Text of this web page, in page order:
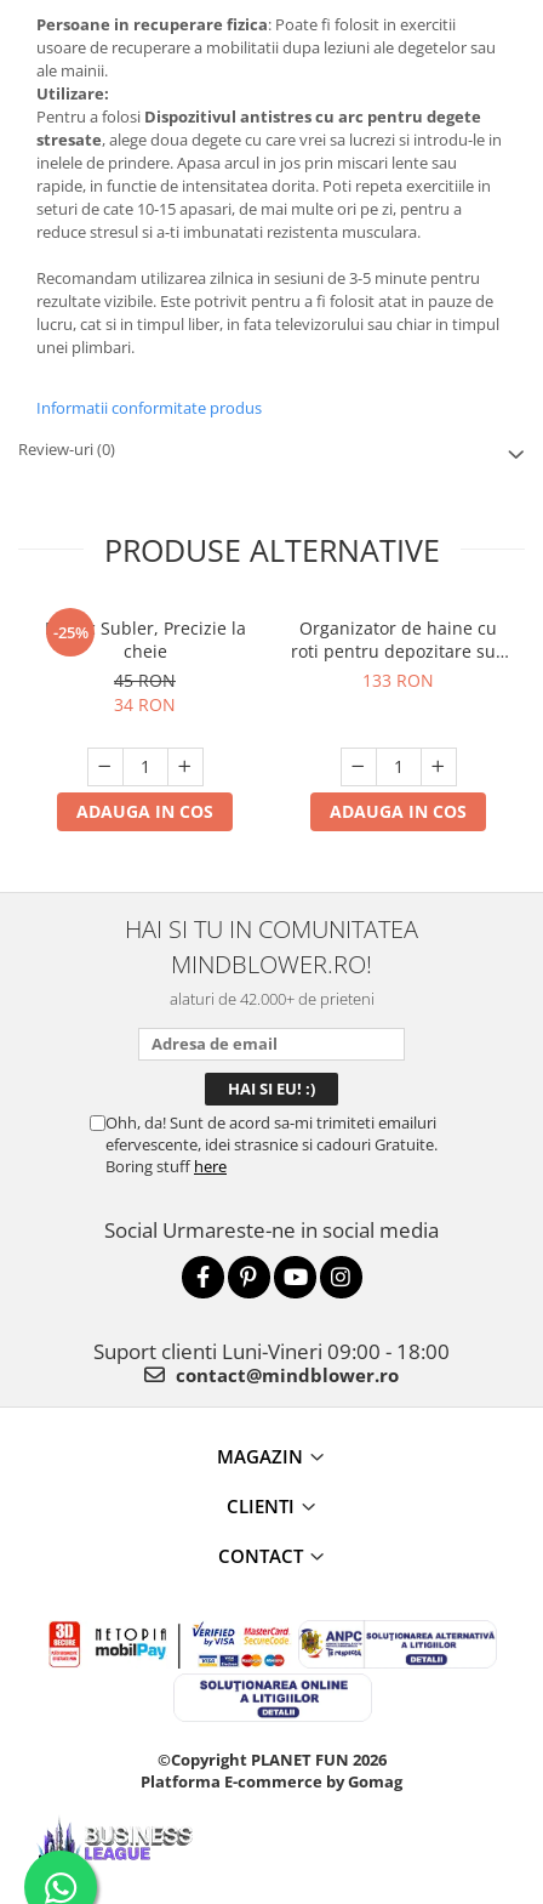
Persoane in recuperare fizica: Poate fi folosit in exercitii
usoare de recuperare a mobilitatii dupa leziuni ale degetelor sau
ale mainii.
Utilizare:
Pentru a folosi Dispozitivul antistres cu arc pentru degete
stresate, alege doua degete cu care vrei sa lucrezi si introdu-le in
inelele de prindere. Apasa arcul in jos prin miscari lente sau
rapide, in functie de intensitatea dorita. Poti repeta exercitiile in
seturi de cate 10-15 apasari, de mai multe ori pe zi, pentru a
reduce stresul si a-ti imbunatati rezistenta musculara.
Recomandam utilizarea zilnica in sesiuni de 3-5 minute pentru
rezultate vizibile. Este potrivit pentru a fi folosit atat in pauze de
lucru, cat si in timpul liber, in fata televizorului sau chiar in timpul
unei plimbari.
Informatii conformitate produs
Review-uri(0)
PRODUSE ALTERNATIVE
-25%
Breloc Subler, Precizie la
cheie
45 RON
34 RON
ADAUGA IN COS
Organizator de haine cu
roti pentru depozitare sub
pat
133 RON
ADAUGA IN COS
HAI SI TU IN COMUNITATEA
MINDBLOWER.RO!
alaturi de 42.000+ de prieteni
Ohh, da! Sunt de acord sa-mi trimiteti emailuri
efervescente, idei strasnice si cadouri Gratuite.
Boring stuffhere
Social Urmareste-ne in social media
Suport clienti Luni-Vineri 09:00 - 18:00
contact@mindblower.ro
MAGAZIN
CLIENTI
CONTACT
©Copyright PLANET FUN 2026
Platforma E-commerce by Gomag